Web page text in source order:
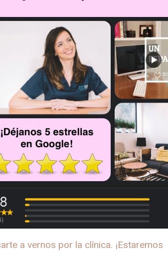
a vernos por la clínica. ¡Estaremos